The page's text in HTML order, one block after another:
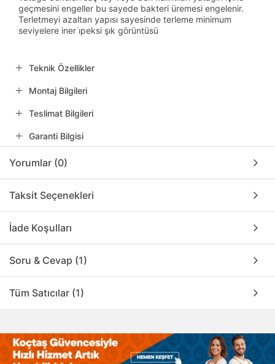
geçmesini engeller bu sayede bakteri üremesi engelenir.
Terletmeyi azaltan yapısı sayesinde terleme minimum
seviyelere iner i̇peksi şık görüntüsü
Teknik Özellikler
Montaj Bilgileri
Teslimat Bilgileri
Garanti Bilgisi
Yorumlar (0)
Taksit Seçenekleri
İade Koşulları
Soru & Cevap (1)
Tüm Satıcılar (1)